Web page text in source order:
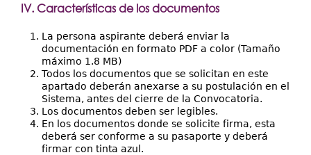
IV. Características de los documentos
La persona aspirante deberá enviar la
documentación en formato PDF a color (Tamaño
máximo 1.8 MB)
Todos los documentos que se solicitan en este
apartado deberán anexarse a su postulación en el
Sistema, antes del cierre de la Convocatoria.
Los documentos deben ser legibles.
En los documentos donde se solicite firma, esta
deberá ser conforme a su pasaporte y deberá
firmar con tinta azul.